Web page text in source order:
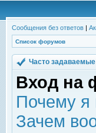
Сообщения без ответов |
Список форумов
Часто
Вход на
Почему я
Зачем